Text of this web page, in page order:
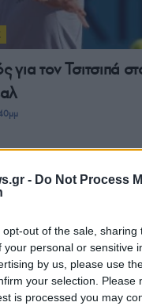
- Do Not Process
opt-out of the sale, sharing
your personal or sensitive
by us, please use
your selection. Please
is processed you may
για τον Τσιτσιπά